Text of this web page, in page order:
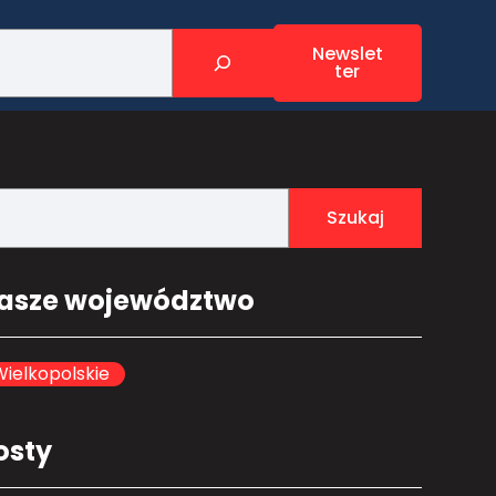
Newslet
ter
Szukaj
województwo